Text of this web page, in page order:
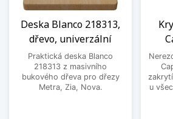
Deska Blanco 218313,
dřevo, univerzální
Praktická deska Blanco
218313 z masivního
bukového dřeva pro dřezy
Metra, Zia, Nova.
u